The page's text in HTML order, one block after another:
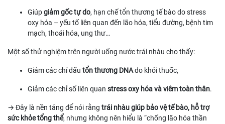
Giúpgiảm gốc tự do, hạn chế tổn thương tế bào do stress
oxy hóa – yếu tố liên quan đến lão hóa, tiểu đường, bệnh tim
mạch, thoái hóa, ung thư…
Một số thử nghiệm trên người uống nước trái nhàu cho thấy:
Giảm các chỉ dấu tổn thương DNAdo khói thuốc,
Giảm các chỉ số liên quan stress oxy hóa và viêm toàn thân.
→ Đây là nền tảng để nói rằng trái nhàu giúp bảo vệ tế bào, hỗ trợ
sức khỏe tổng thể, nhưng không nên hiểu là “chống lão hóa thần